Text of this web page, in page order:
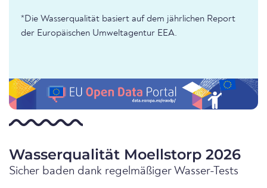
*Die Wasserqualität basiert auf dem jährlichen Report
der Europäischen Umweltagentur EEA.
Wasserqualität Moellstorp 2026
Sicher baden dank regelmäßiger Wasser-Tests